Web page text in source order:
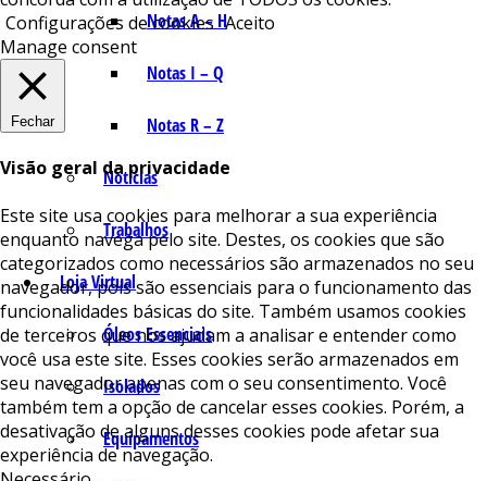
Notas A – H
Notas I – Q
Notas R – Z
Notícias
Trabalhos
Loja Virtual
Óleos Essenciais
Isolados
Equipamentos
Configurações de cookies Aceito
Manage consent
Fechar
Visão geral da privacidade
Este site usa cookies para melhorar a sua experiência
enquanto navega pelo site. Destes, os cookies que são
categorizados como necessários são armazenados no seu
navegador, pois são essenciais para o funcionamento das
funcionalidades básicas do site. Também usamos cookies
de terceiros que nos ajudam a analisar e entender como
você usa este site. Esses cookies serão armazenados em
seu navegador apenas com o seu consentimento. Você
também tem a opção de cancelar esses cookies. Porém, a
desativação de alguns desses cookies pode afetar sua
experiência de navegação.